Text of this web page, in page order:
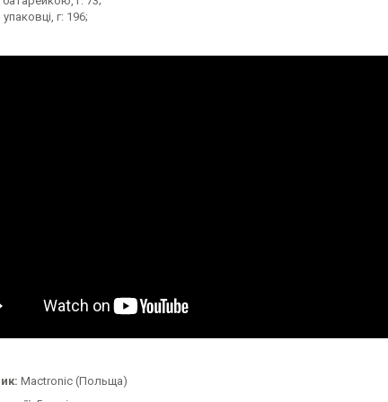
г: 196;
Mactronic (Польща)